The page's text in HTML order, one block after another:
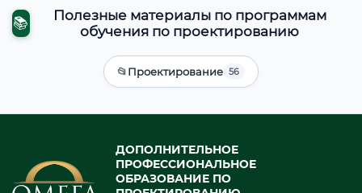
📚
Полезные материалы по программам
обучения по проектированию
📂Проектирование 56
ДОПОЛНИТЕЛЬНОЕ
ПРОФЕССИОНАЛЬНОЕ
ОБРАЗОВАНИЕ ПО